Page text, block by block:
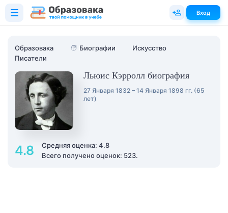
Образовака 🧑 Биографии
Искусство
Писатели
Льюис Кэрролл биография
27 Января 1832 – 14 Января 1898 гг. (65
лет)
4.8
Средняя оценка: 4.8
Всего получено оценок: 523.
Вход